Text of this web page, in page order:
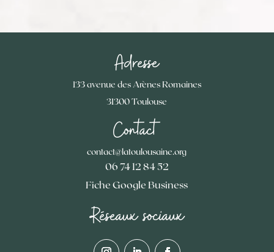
Adresse
133 avenue des Arènes Romaines
31300 Toulouse
Contact
contact@latoulousaine.org
06 74 12 84 52
Fiche Google Business
Réseaux sociaux